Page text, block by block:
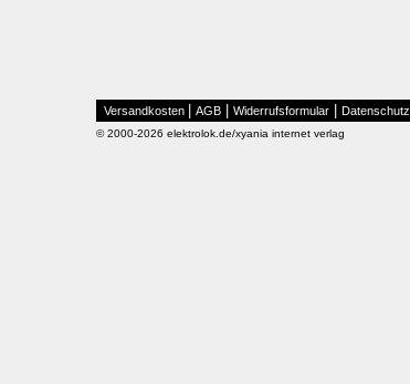
Versandkosten AGB Widerrufsformular Datenschutz
© 2000-2026 elektrolok.de/xyania internet verlag